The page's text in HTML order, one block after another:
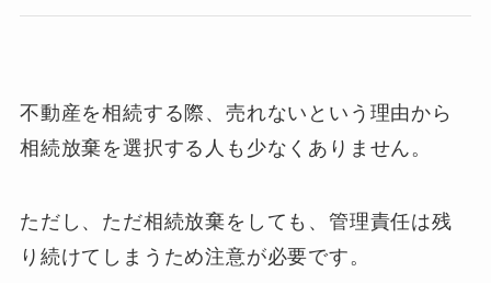
不動産を相続する際、売れないという理由から
相続放棄を選択する人も少なくありません。
ただし、ただ相続放棄をしても、管理責任は残
り続けてしまうため注意が必要です。